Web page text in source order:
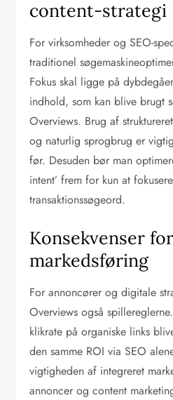
content-strategi
For virksomheder og SEO-
traditionel
Fokus skal ligge på
indhold, som kan blive brugt
Overviews. Brug af
og naturlig sprogbrug er
før. Desuden bør man
intent’ frem for kun at
transaktionssøgeord.
Konsekvenser
markedsføring
For annoncører og digitale
Overviews også
klikrate på organiske links
den samme ROI via SEO
vigtigheden af integreret
annoncer og content